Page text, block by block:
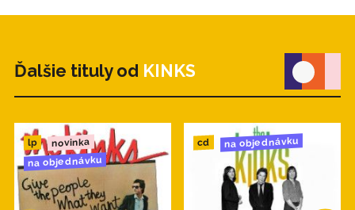
Ďalšie tituly od KINKS
lp novinka
na objednávku
cd na objednávku